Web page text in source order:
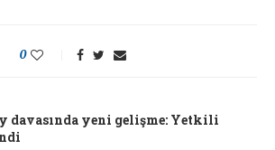
0
davasında yeni gelişme: Yetkili